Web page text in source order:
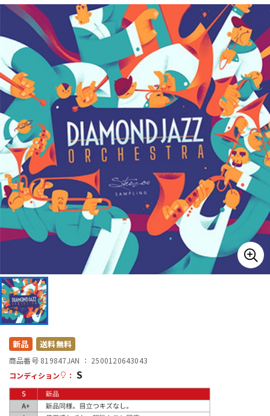
エレキギター アコギ/エレアコ
ベース ウクレレ
ドラム パーカッション
キーボード 電子ピアノ
管楽器 その他楽器
アンプ エフェクター
DTM
配信/ライブ機器
中古 ヴィンテージ
新品 送料無料
商品番号 819847JAN ： 2500120643043
コンディション
： S